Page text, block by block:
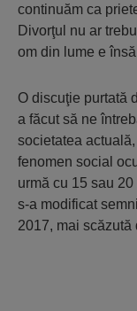
continuăm ca
Divorţul nu ar
om din lume e
O discuţie purtată
a făcut să ne
societatea
fenomen social
urmă cu 15 sau
s-a modificat
2017, mai